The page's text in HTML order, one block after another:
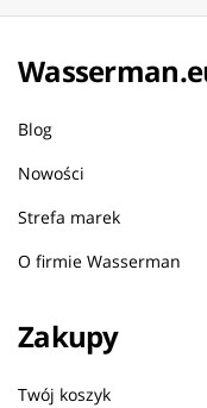
Blog
Nowości
Strefa marek
O firmie Wasserman
Zakupy
Twój koszyk